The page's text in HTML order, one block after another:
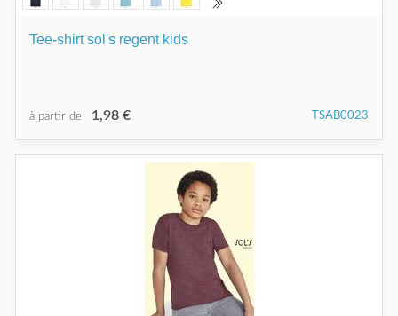
Tee-shirt sol's regent kids
à partir de 1,98 € TSAB0023